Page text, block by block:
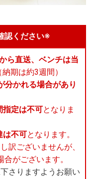
認ください※
ら直送、ベンチは当
期は約3週間）
分かれる場合があり
指定は不可となりま
は不可となります。
訳ございませんが、
がございます。
さりますようお願い